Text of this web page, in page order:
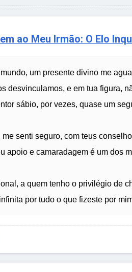
ao Meu Irmão: O Elo
um presente divino me
desvinculamos, e em tua figura,
sábio, por vezes, quase um
senti seguro, com teus
apoio e camaradagem é um dos
a quem tenho o privilégio de
por tudo o que fizeste por